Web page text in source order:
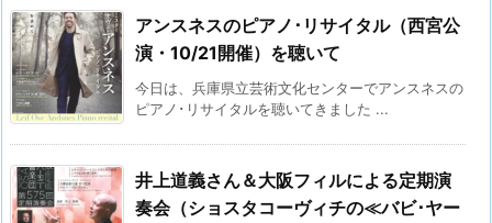
アンスネスのピアノ･リサイタル（西宮公
演・10/21開催）を聴いて
今日は、兵庫県立芸術文化センターでアンスネスの
ピアノ･リサイタルを聴いてきました ...
井上道義さん＆大阪フィルによる定期演
奏会（ショスタコーヴィチの≪バビ･ヤー